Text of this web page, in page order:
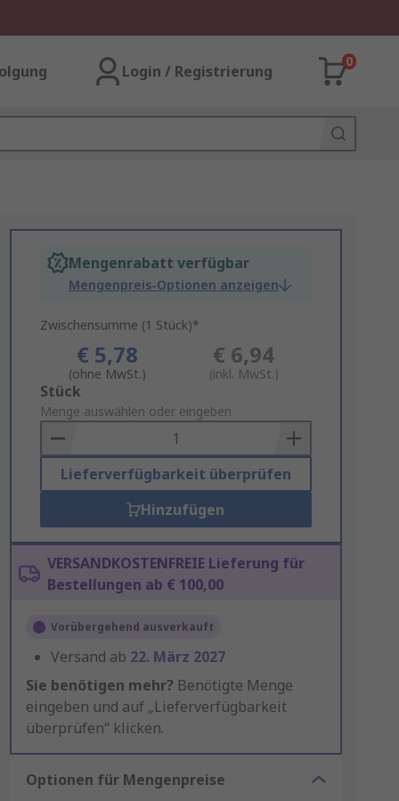
Login / Registrierung
0
Mengenrabatt verfügbar
Mengenpreis-Optionen anzeigen
Zwischensumme (1 Stück)*
€ 5,78
(ohne MwSt.)
€ 6,94
(inkl. MwSt.)
Add
to
Basket
Stück
Menge auswählen oder eingeben
Lieferverfügbarkeit überprüfen
Hinzufügen
VERSANDKOSTENFREIE Lieferung für
Bestellungen ab € 100,00
Vorübergehend ausverkauft
Versand ab 22. März 2027
Sie benötigen mehr? Benötigte Menge
eingeben und auf „Lieferverfügbarkeit
überprüfen“ klicken.
Optionen für Mengenpreise